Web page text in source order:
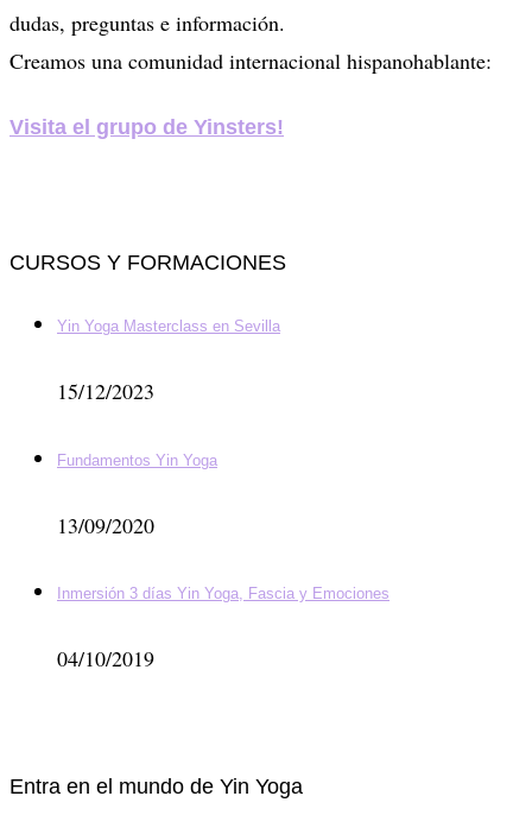
dudas, preguntas e información.
Creamos una comunidad internacional hispanohablante:
Visita el grupo de Yinsters!
CURSOS Y FORMACIONES
Yin Yoga Masterclass en Sevilla
15/12/2023
Fundamentos Yin Yoga
13/09/2020
Inmersión 3 días Yin Yoga, Fascia y Emociones
04/10/2019
Entra en el mundo de Yin Yoga